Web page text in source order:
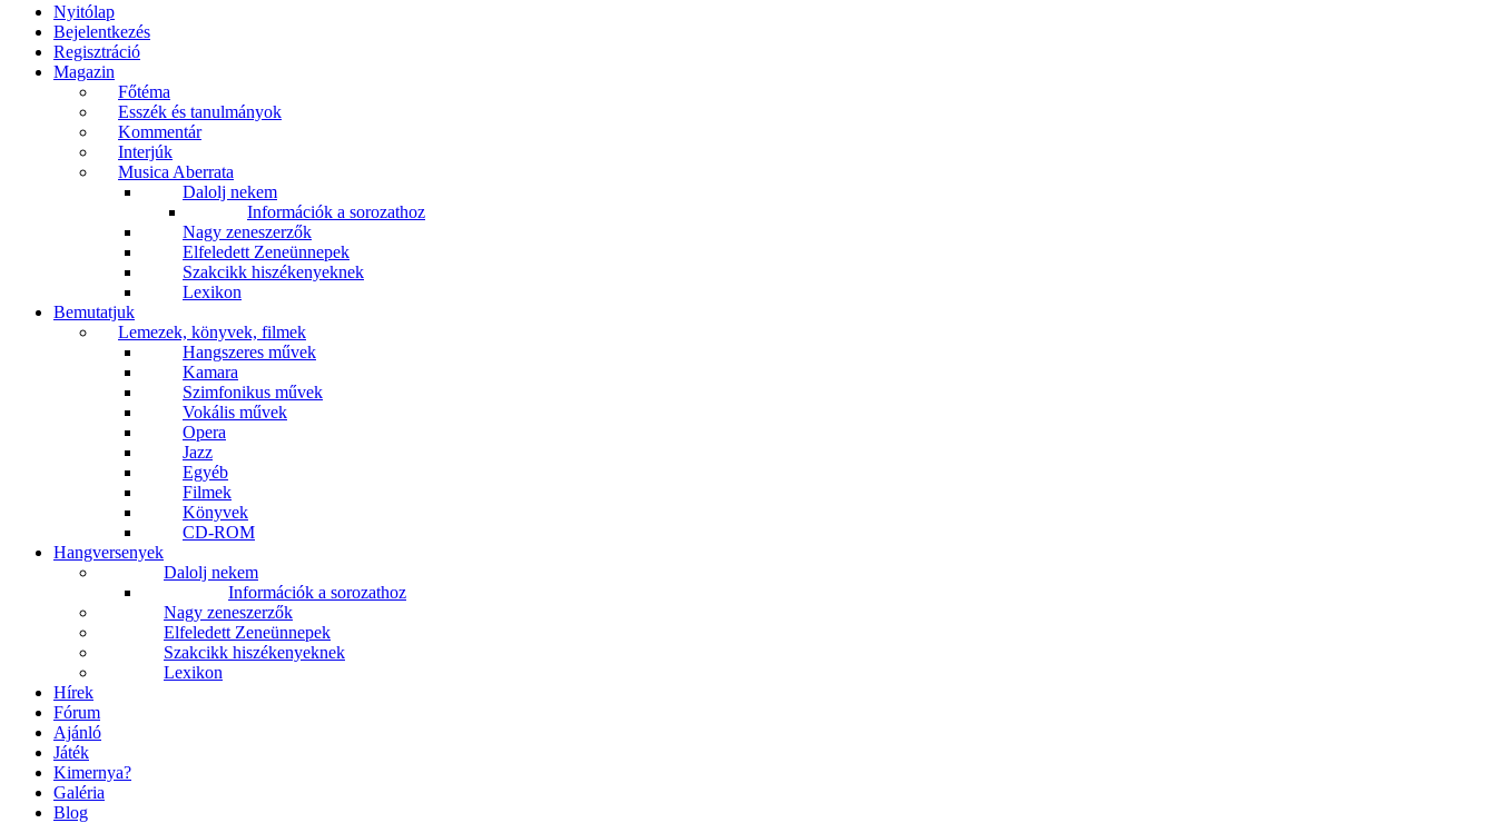
Nyitólap
Bejelentkezés
Regisztráció
Magazin
Főtéma
Esszék és tanulmányok
Kommentár
Interjúk
Musica Aberrata
Dalolj nekem
Információk a sorozathoz
Nagy zeneszerzők
Elfeledett Zeneünnepek
Szakcikk hiszékenyeknek
Lexikon
Bemutatjuk
Lemezek, könyvek, filmek
Hangszeres művek
Kamara
Szimfonikus művek
Vokális művek
Opera
Jazz
Egyéb
Filmek
Könyvek
CD-ROM
Hangversenyek
Dalolj nekem
Információk a sorozathoz
Nagy zeneszerzők
Elfeledett Zeneünnepek
Szakcikk hiszékenyeknek
Lexikon
Hírek
Fórum
Ajánló
Játék
Kimernya?
Galéria
Blog